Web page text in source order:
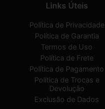
Links Úteis
Política de Privacidade
Política de Garantia
Termos de Uso
Política de Frete
Política de Pagamento
Política de Trocas e
Devolução
Exclusão de Dados